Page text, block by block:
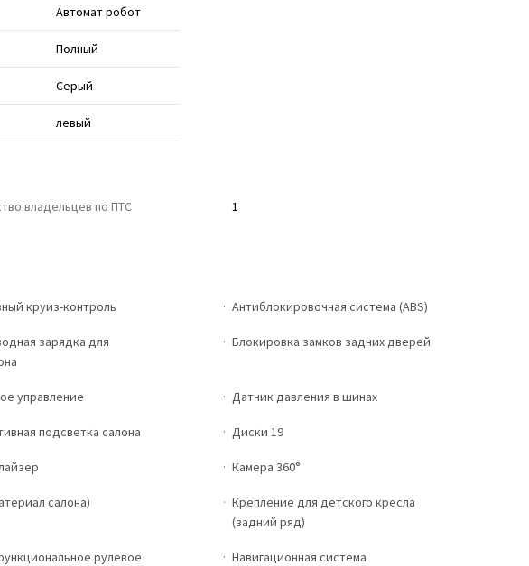
Автомат робот
Полный
Серый
левый
владельцев по ПТС 1
круиз-контроль Антиблокировочная система (ABS)
зарядка для
Блокировка замков задних дверей
управление Датчик давления в шинах
подсветка салона Диски 19
Камера 360°
салона)
Крепление для детского кресла
(задний ряд)
рулевое
Навигационная система